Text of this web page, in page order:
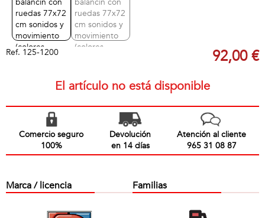
Ref. 125-1200 92,00 €
El artículo no está disponible
Comercio seguro
100%
Devolución
en 14 días
Atención al cliente
965 31 08 87
Marca / licencia Familias